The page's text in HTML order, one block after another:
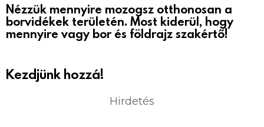
Nézzük mennyire mozogsz otthonosan a
borvidékek területén. Most kiderül, hogy
mennyire vagy bor és földrajz szakértő!
Kezdjünk hozzá!
Hirdetés